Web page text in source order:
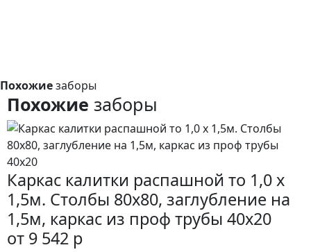
Похожиезаборы
Похожие заборы
Каркас калитки распашной то 1,0 x
1,5м. Столбы 80х80, заглубление на
1,5м, каркас из проф трубы 40х20
от 9 542 р